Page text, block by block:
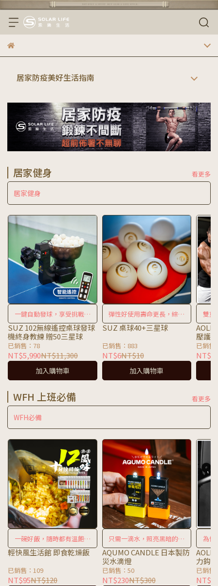
居家防疫美好生活指南
居家健身 看更多
居家健身
一鍵自動發球，享受挑戰的
樂趣
SUZ 102無線遙控桌球發球
機終身教練 贈50三星球
已銷售：78
NT$5,990NT$11,300
加入購物車
彈性好使用壽命更長，綜合
性能佳
SUZ 桌球40+三星球
已銷售：883
NT$6NT$10
加入購物車
雙重
壓護腕
已銷售
WFH 上班必備 看更多
WFH必備
一碗好飯，隨時都有溫飽守
護
輕快風生活館 即食乾燥飯
已銷售：109
NT$95NT$120
只需一滴水，照亮黑暗的每
個角落
AQUMO CANDLE 日本製防
災水滴燈
已銷售：50
NT$230NT$300
為健
力鈎
已銷售